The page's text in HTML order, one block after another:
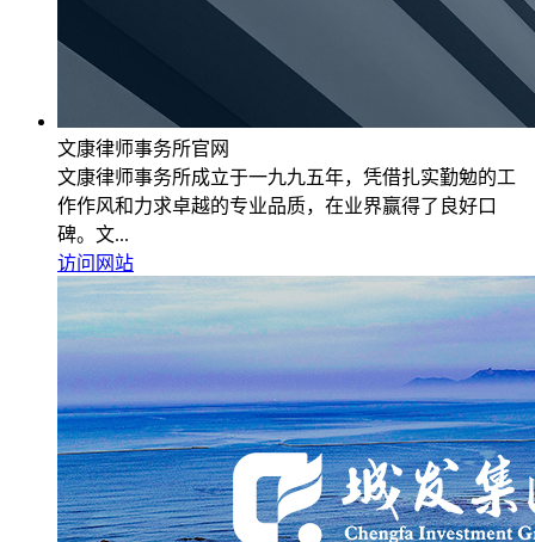
文康律师事务所官网
文康律师事务所成立于一九九五年，凭借扎实勤勉的工
作作风和力求卓越的专业品质，在业界赢得了良好口
碑。文...
访问网站